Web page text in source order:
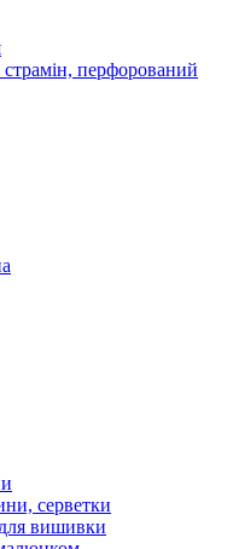
перфорований
серветки
вишивки